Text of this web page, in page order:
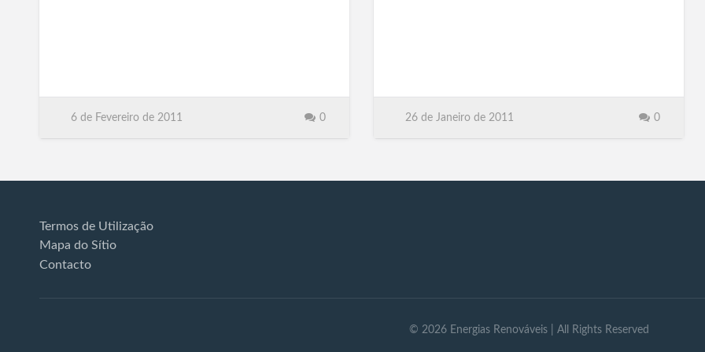
6 de Fevereiro de 2011 0 26 de Janeiro de 2011 0
Termos de Utilização
Mapa do Sítio
Contacto
© 2026 Energias Renováveis| All Rights Reserved